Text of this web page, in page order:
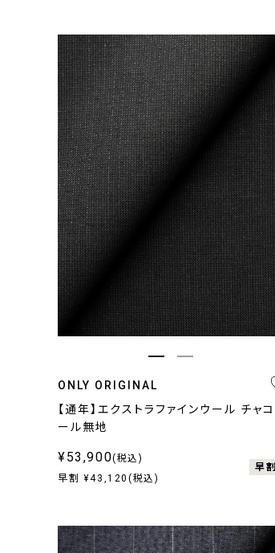
ONLY ORIGINAL
【通年】エクストラファインウール チャコ
ール無地
¥53,900(税込)
早割 ¥43,120(税込)
早割